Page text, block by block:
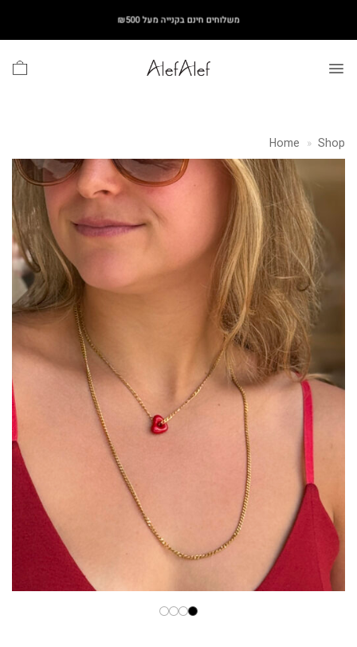
content
משלוחים חינם בקנייה מעל ₪500
Home » Shop